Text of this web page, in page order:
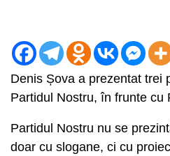
Denis Șova a prezentat trei
Partidul Nostru, în frunte cu
Partidul Nostru nu se
doar cu slogane, ci cu